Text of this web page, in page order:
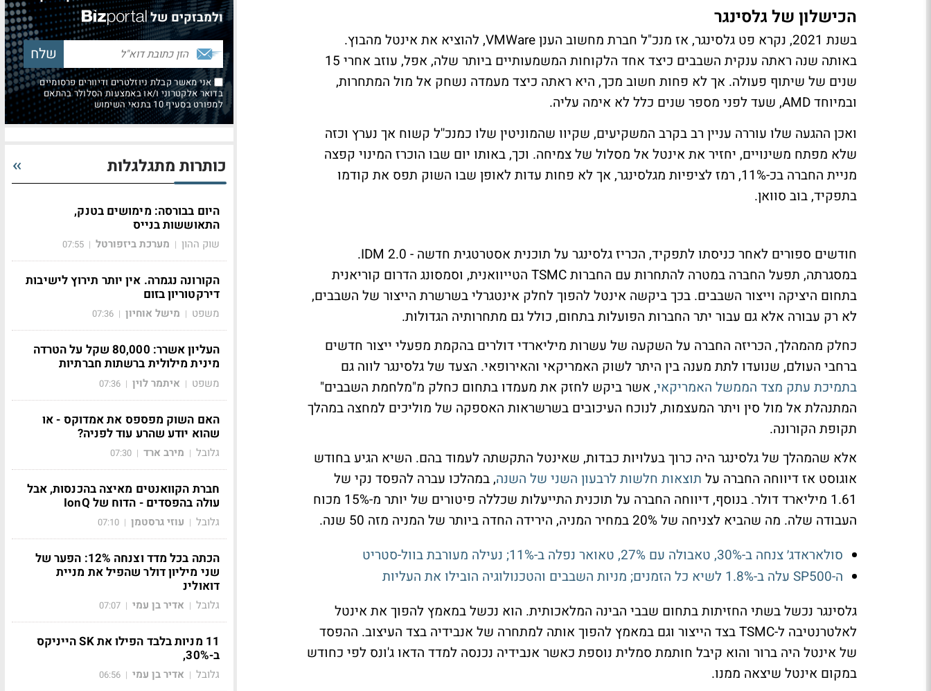
הכישלון של גלסינגר
בשנת 2021, נקרא פט גלסינגר, אז מנכ"ל חברת מחשוב הענן VMWare, להוציא את אינטל מהבוץ.
באותה שנה ראתה ענקית השבבים כיצד אחד הלקוחות המשמעותיים ביותר שלה, אפל, עוזב אחרי 15
שנים של שיתוף פעולה. אך לא פחות חשוב מכך, היא ראתה כיצד מעמדה נשחק אל מול המתחרות,
ובמיוחד AMD, שעד לפני מספר שנים כלל לא אימה עליה.
ואכן ההגעה שלו עוררה עניין רב בקרב המשקיעים, שקיוו שהמוניטין שלו כמנכ''ל קשוח אך נערץ וכזה
שלא מפתח משינויים, יחזיר את אינטל אל מסלול של צמיחה. וכך, באותו יום שבו הוכרז המינוי קפצה
מניית החברה בכ-11%, רמז לציפיות מגלסינגר, אך לא פחות עדות לאופן שבו השוק תפס את קודמו
בתפקיד, בוב סוואן.
חודשים ספורים לאחר כניסתו לתפקיד, הכריז גלסינגר על תוכנית אסטרטגית חדשה - IDM 2.0.
במסגרתה, תפעל החברה במטרה להתחרות עם החברות TSMC הטייוואנית, וסמסונג הדרום קוריאנית
בתחום היציקה וייצור השבבים. בכך ביקשה אינטל להפוך לחלק אינטגרלי בשרשרת הייצור של השבבים,
לא רק עבורה אלא גם עבור יתר החברות הפועלות בתחום, כולל גם מתחרותיה הגדולות.
כחלק מהמהלך, הכריזה החברה על השקעה של עשרות מיליארדי דולרים בהקמת מפעלי ייצור חדשים
ברחבי העולם, שנועדו לתת מענה בין היתר לשוק האמריקאי והאירופאי. הצעד של גלסינגר לווה גם
בתמיכת עתק מצד הממשל האמריקאי, אשר ביקש לחזק את מעמדו בתחום כחלק מ"מלחמת השבבים"
המתנהלת אל מול סין ויתר המעצמות, לנוכח העיכובים בשרשראות האספקה של מוליכים למחצה במהלך
תקופת הקורונה.
אלא שהמהלך של גלסינגר היה כרוך בעלויות כבדות, שאינטל התקשתה לעמוד בהם. השיא הגיע בחודש
אוגוסט אז דיווחה החברה על תוצאות חלשות לרבעון השני של השנה, במהלכו עברה להפסד נקי של
1.61 מיליארד דולר. בנוסף, דיווחה החברה על תוכנית התייעלות שכללה פיטורים של יותר מ-15% מכוח
העבודה שלה. מה שהביא לצניחה של 20% במחיר המניה, הירידה החדה ביותר של המניה מזה 50 שנה.
סולאראדג׳ צנחה ב-30%, טאבולה עם 27%, טאואר נפלה ב-11%; נעילה מעורבת בוול-סטריט
ה-SP500 עלה ב-1.8% לשיא כל הזמנים; מניות השבבים והטכנולוגיה הובילו את העליות
גלסינגר נכשל בשתי החזיתות בתחום שבבי הבינה המלאכותית. הוא נכשל במאמץ להפוך את אינטל
לאלטרנטיבה ל-TSMC בצד הייצור וגם במאמץ להפוך אותה למתחרה של אנבידיה בצד העיצוב. ההפסד
של אינטל היה ברור והוא קיבל חותמת סמלית נוספת כאשר אנבידיה נכנסה למדד הדאו ג'ונס לפי כחודש
במקום אינטל שיצאה ממנו.
ולמבזקים של
אני מאשר קבלת ניוזלטרים ודיוורים פרסומיים
בדואר אלקטרוני ו/או באמצעות הסלולר בהתאם
למפורט בסעיף 10 בתנאי השימוש
כותרות מתגלגלות
היום בבורסה: מימושים בטנק,
התאוששות בנייס
שוק ההון | מערכת ביזפורטל |
07:55
הקורונה נגמרה. אין יותר תירוץ לישיבות
דירקטוריון בזום
משפט | מישל אוחיון |
07:36
העליון אשרר: 80,000 שקל על הטרדה
מינית מילולית ברשתות חברתיות
משפט | איתמר לוין |
07:36
האם השוק מפספס את אמדוקס - או
שהוא יודע שהרע עוד לפניה?
גלובל | מירב ארד |
07:30
חברת הקוואנטים מאיצה בהכנסות, אבל
עולה בהפסדים - הדוח של IonQ
גלובל | עוזי גרסטמן |
07:10
הכתה בכל מדד וצנחה 12%: הפער של
שני מיליון דולר שהפיל את מניית
דואולינ
גלובל | אדיר בן עמי |
07:07
11 מניות בלבד הפילו את SK הייניקס
ב-30%,
גלובל | אדיר בן עמי |
06:56